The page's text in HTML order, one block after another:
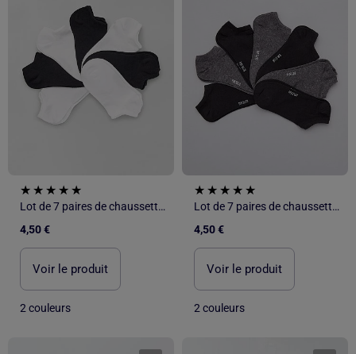
Lot de 7 paires de chaussettes invisibles
4,50 €
Voir le produit
2 couleurs
Lot de 7 paires de chaussettes invisibles
4,50 €
Voir le produit
2 couleurs